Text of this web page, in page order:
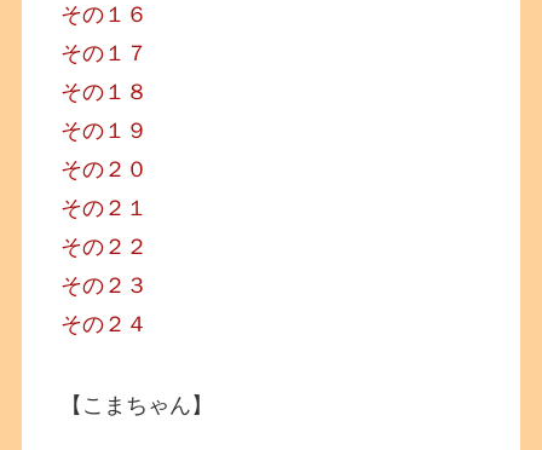
その１６
その１７
その１８
その１９
その２０
その２１
その２２
その２３
その２４
【こまちゃん】